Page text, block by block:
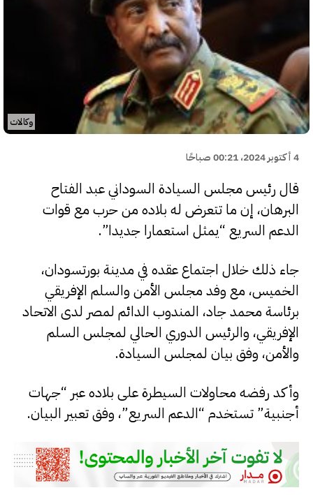
وكالات
4 أكتوبر 2024، 00:21 صباحًا
قال رئيس مجلس السيادة السوداني عبد الفتاح
البرهان، إن ما تتعرض له بلاده من حرب مع قوات
الدعم السريع “يمثل استعمارا جديدا”.
جاء ذلك خلال اجتماع عقده في مدينة بورتسودان،
الخميس، مع وفد مجلس الأمن والسلم الإفريقي
برئاسة محمد جاد، المندوب الدائم لمصر لدى الاتحاد
الإفريقي، والرئيس الدوري الحالي لمجلس السلم
والأمن، وفق بيان لمجلس السيادة.
وأكد رفضه محاولات السيطرة على بلاده عبر “جهات
أجنبية” تستخدم “الدعم السريع”، وفق تعبير البيان.